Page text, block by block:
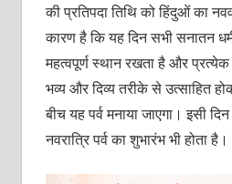
की प्रतिपदा तिथि को हिंदुओं का
कारण है कि यह दिन सभी सनातन
महत्वपूर्ण स्थान रखता है और प्रत्येक
भव्य और दिव्य तरीके से उत्साहित
बीच यह पर्व मनाया जाएगा। इसी
नवरात्रि पर्व का शुभारंभ भी होता है।